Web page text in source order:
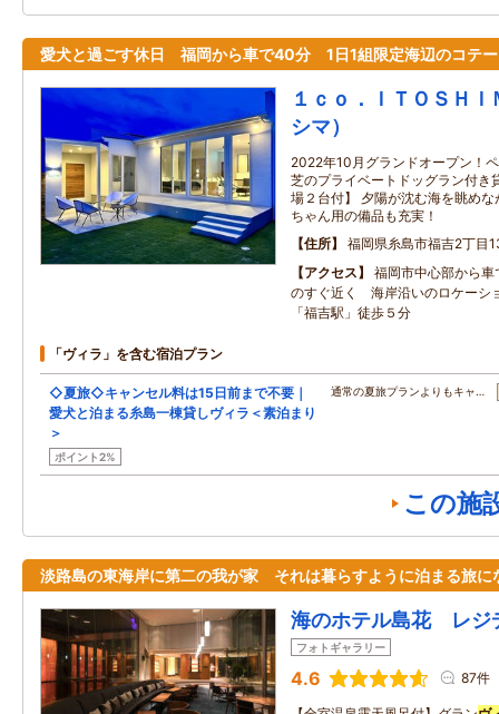
愛犬と過ごす休日 福岡から車で40分 1日1組限定海辺のコテ
１ｃｏ．ＩＴＯＳＨ
シマ）
2022年10月グランドオープン！
芝のプライベートドッグラン付き
場２台付】 夕陽が沈む海を眺め
ちゃん用の備品も充実！
住所
福岡県糸島市福吉2丁目
アクセス
福岡市中心部から
のすぐ近く 海岸沿いのロケーシ
「福吉駅」徒歩５分
「ヴィラ」を含む宿泊プラン
◇夏旅◇キャンセル料は15日前まで不要｜
愛犬と泊まる糸島一棟貸しヴィラ＜素泊まり
＞
ポイント2%
通常の夏旅プランよりもキャ…
この施
淡路島の東海岸に第二の我が家 それは暮らすように泊まる旅に
海のホテル島花 レジ
フォトギャラリー
4.6 87件